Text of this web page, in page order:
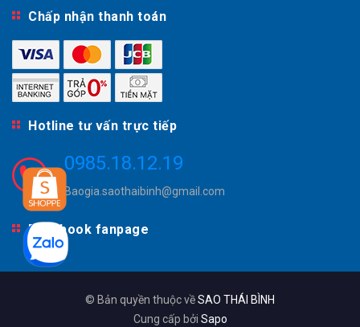
Chấp nhận thanh toán
Hotline tư vấn trực tiếp
0985.18.12.19
Baogia.saothaibinh@gmail.com
Facebook fanpage
© Bản quyền thuộc vềSAO THÁI BÌNH
Cung cấp bởi Sapo